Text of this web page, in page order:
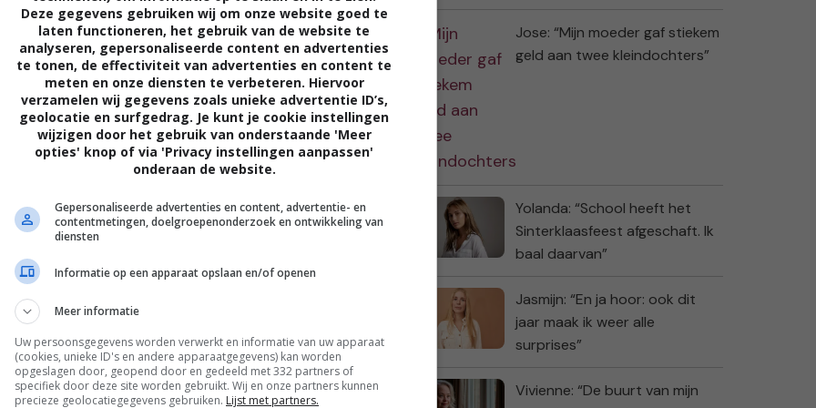
Haha! We vinden het een grappig
Jose: “Mijn moeder gaf stiekem
geld aan twee kleindochters”
Yolanda: “School heeft het
Sinterklaasfeest afgeschaft. Ik
baal daarvan”
Jasmijn: “En ja hoor: ook dit
jaar maak ik weer alle
surprises”
Vivienne: “De buurt van mijn
Deze gegevens gebruiken wij om onze website goed te
laten functioneren, het gebruik van de website te
analyseren, gepersonaliseerde content en advertenties
te tonen, de effectiviteit van advertenties en content te
meten en onze diensten te verbeteren. Hiervoor
verzamelen wij gegevens zoals unieke advertentie ID’s,
geolocatie en surfgedrag. Je kunt je cookie instellingen
wijzigen door het gebruik van onderstaande 'Meer
opties' knop of via 'Privacy instellingen aanpassen'
onderaan de website.
Gepersonaliseerde advertenties en content, advertentie- en
contentmetingen, doelgroepenonderzoek en ontwikkeling van
diensten
Informatie op een apparaat opslaan en/of openen
Meer informatie
Uw persoonsgegevens worden verwerkt en informatie van uw apparaat
(cookies, unieke ID's en andere apparaatgegevens) kan worden
opgeslagen door, geopend door en gedeeld met 332 partners of
specifiek door deze site worden gebruikt. Wij en onze partners kunnen
precieze geolocatiegegevens gebruiken. Lijst met partners.